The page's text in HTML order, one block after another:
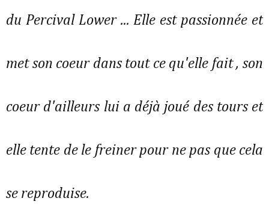
du Percival Lower ... Elle est passionnée et
met son coeur dans tout ce qu'elle fait , son
coeur d'ailleurs lui a déjà joué des tours et
elle tente de le freiner pour ne pas que cela
se reproduise.